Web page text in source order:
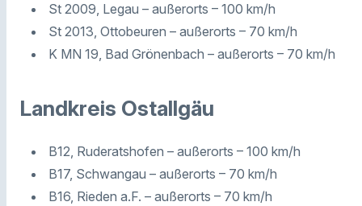
St 2009, Legau – außerorts – 100 km/h
St 2013, Ottobeuren – außerorts – 70 km/h
K MN 19, Bad Grönenbach – außerorts – 70 km/h
Landkreis Ostallgäu
B12, Ruderatshofen – außerorts – 100 km/h
B17, Schwangau – außerorts – 70 km/h
B16, Rieden a.F. – außerorts – 70 km/h